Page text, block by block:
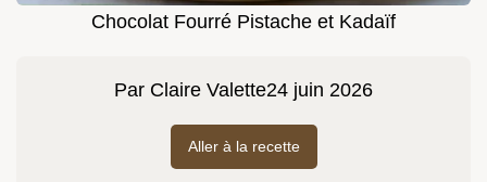
Chocolat Fourré Pistache et Kadaïf
Par Claire Valette24 juin 2026
Aller à la recette